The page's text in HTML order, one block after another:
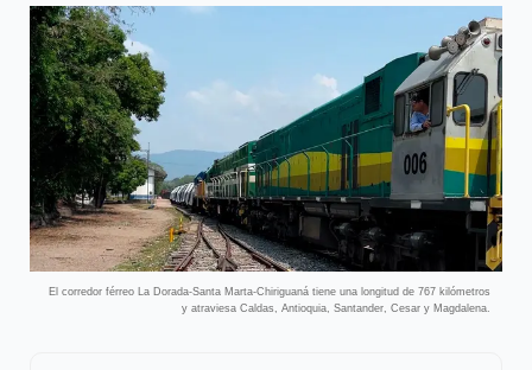
​​​El corredor férreo La Dorada-Santa Marta-Chiriguaná tiene una longitud de 767 kilómetros
y atraviesa Caldas, Antioquia, Santander, Cesar y Magdalena.